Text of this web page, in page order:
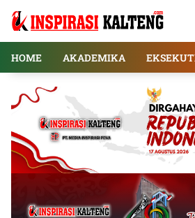
HOME
AKADEMIKA